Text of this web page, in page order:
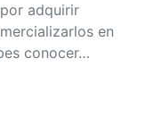
adquirir
en
conocer…